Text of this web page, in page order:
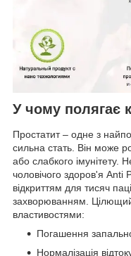
У чому полягає
Простатит – одне з
сильна стать. Він може
або слабкого імунітету.
чоловічого здоров'я Anti
відкриттям для тисяч
захворюванням.
властивостями:
Погашення
Нормалізація